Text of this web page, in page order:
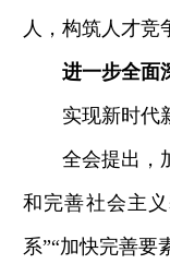
人，构筑人才竞
进一步全面
实现新时代新
全会提出，加
和完善社会主
系”“加快完善要